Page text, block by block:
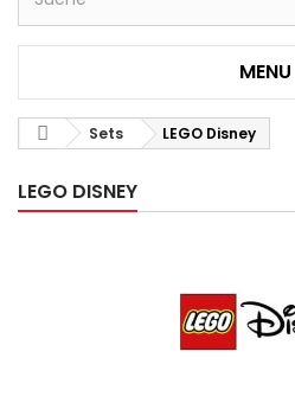
MENU
Sets LEGO Disney
LEGO DISNEY